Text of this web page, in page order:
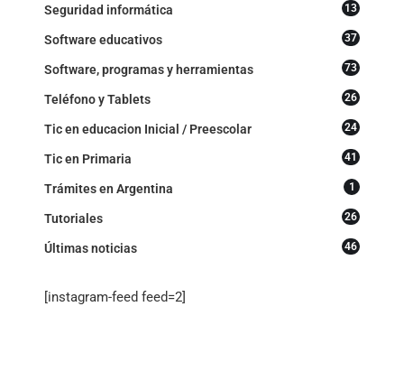
Seguridad informática 13
Software educativos 37
Software, programas y herramientas 73
Teléfono y Tablets 26
Tic en educacion Inicial / Preescolar 24
Tic en Primaria 41
Trámites en Argentina 1
Tutoriales 26
Últimas noticias 46
[instagram-feed feed=2]